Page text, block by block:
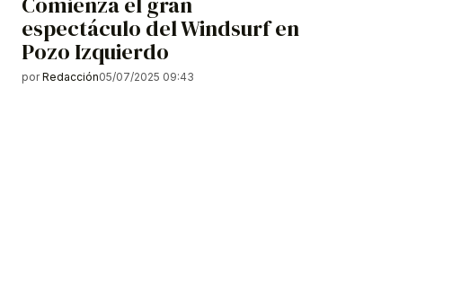
espectáculo del Windsurf en
Pozo Izquierdo
por Redacción05/07/2025 09:43